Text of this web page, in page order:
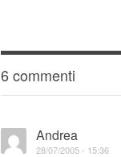
6 commenti
Andrea
28/07/2005 - 15:36